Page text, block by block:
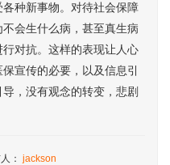
种新事物。对待社会保障
会生什么病，甚至真生病
对抗。这样的表现让人心
宣传的必要，以及信息引
，没有观念的转变，悲剧
： jackson